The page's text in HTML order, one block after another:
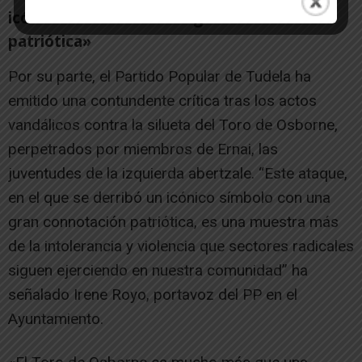
icónico símbolo con una gran connotación
patriótica»
Por su parte, el Partido Popular de Tudela ha
emitido una contundente crítica tras los actos
vandálicos contra la silueta del Toro de Osborne,
perpetrados por miembros de Ernai, las
juventudes de la izquierda abertzale. “Este ataque,
en el que se derribó un icónico símbolo con una
gran connotación patriótica, es una muestra más
de la intolerancia y violencia que sectores radicales
siguen ejerciendo en nuestra comunidad” ha
señalado Irene Royo, portavoz del PP en el
Ayuntamiento.